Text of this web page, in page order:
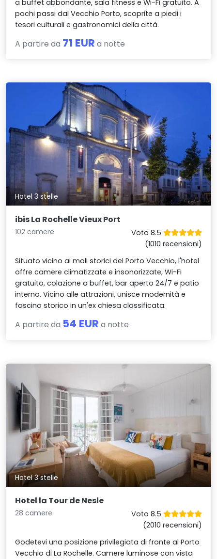
a buffet abbondante, sala fitness e Wi-Fi gratuito. A
pochi passi dal Vecchio Porto, scoprite a piedi i
tesori culturali e gastronomici della città.
A partire da 71 EUR a notte
Hotel 3 stelle
ibis La Rochelle Vieux Port
102 camere
Voto 8.5
(1010 recensioni)
Situato vicino ai moli storici del Porto Vecchio, l'hotel
offre camere climatizzate e insonorizzate, Wi-Fi
gratuito, colazione a buffet, bar aperto 24/7 e patio
interno. Vicino alle attrazioni, unisce modernità e
fascino storico in un'ex chiesa classificata.
A partire da 54 EUR a notte
Hotel 3 stelle
Hotel la Tour de Nesle
28 camere
Voto 8.5
(2010 recensioni)
Godetevi una posizione privilegiata di fronte al Porto
Vecchio di La Rochelle. Camere luminose con vista